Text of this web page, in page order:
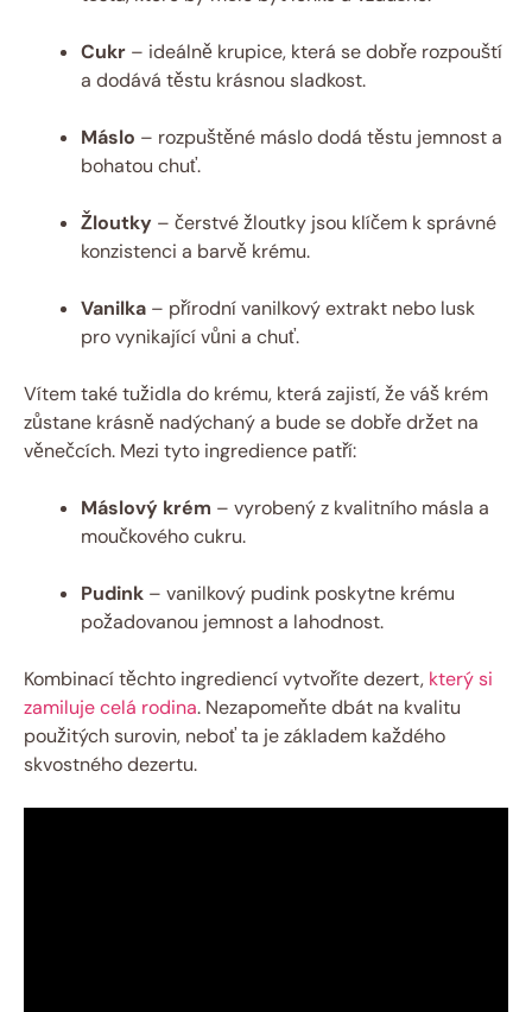
Cukr – ideálně krupice, která se dobře rozpouští
a dodává těstu krásnou sladkost.
Máslo – rozpuštěné máslo dodá těstu jemnost a
bohatou chuť.
Žloutky – čerstvé žloutky jsou klíčem k správné
konzistenci a barvě krému.
Vanilka – přírodní vanilkový extrakt nebo lusk
pro vynikající vůni a chuť.
Vítem také tužidla do krému, která zajistí, že váš krém
zůstane krásně nadýchaný a bude se dobře držet na
věnečcích. Mezi tyto ingredience patří:
Máslový krém – vyrobený z kvalitního másla a
moučkového cukru.
Pudink – vanilkový pudink poskytne krému
požadovanou jemnost a lahodnost.
Kombinací těchto ingrediencí vytvoříte dezert, který si
zamiluje celá rodina. Nezapomeňte dbát na kvalitu
použitých surovin, neboť ta je základem každého
skvostného dezertu.